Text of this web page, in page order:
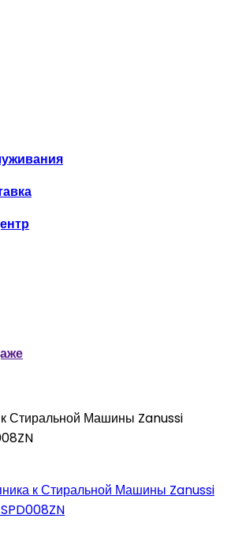
Стиральной Машины Zanussi
к Стиральной Машины Zanussi